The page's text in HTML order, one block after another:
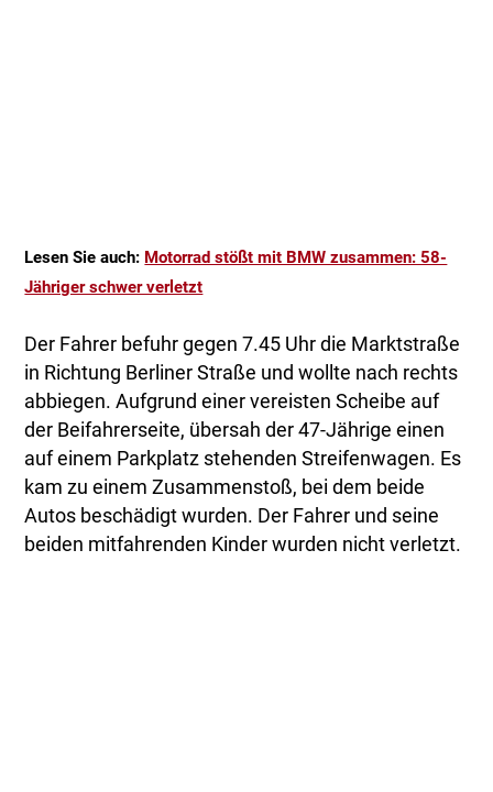
Lesen Sie auch: Motorrad stößt mit BMW zusammen: 58-
Jähriger schwer verletzt
Der Fahrer befuhr gegen 7.45 Uhr die Marktstraße
in Richtung Berliner Straße und wollte nach rechts
abbiegen. Aufgrund einer vereisten Scheibe auf
der Beifahrerseite, übersah der 47-Jährige einen
auf einem Parkplatz stehenden Streifenwagen. Es
kam zu einem Zusammenstoß, bei dem beide
Autos beschädigt wurden. Der Fahrer und seine
beiden mitfahrenden Kinder wurden nicht verletzt.